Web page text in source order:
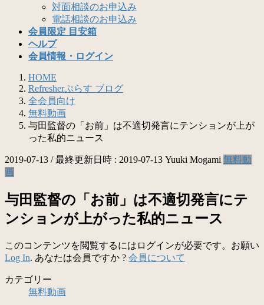
対面相談のお申込み
電話相談のお申込み
会員限定 目安箱
ヘルプ
会員情報・ログイン
HOME
Refresherぷらす ブログ
全会員向け
無料動画
与田監督の「お前」は不適切発言にテンションが上が
った私的ニュース
2019-07-13 / 最終更新日時 : 2019-07-13 Yuuki Mogami 無料動
画
与田監督の「お前」は不適切発言にテ
ンションが上がった私的ニュース
このコンテンツを閲覧するにはログインが必要です。お願い
Log In. あなたは会員ですか ? 会員について
カテゴリー
無料動画